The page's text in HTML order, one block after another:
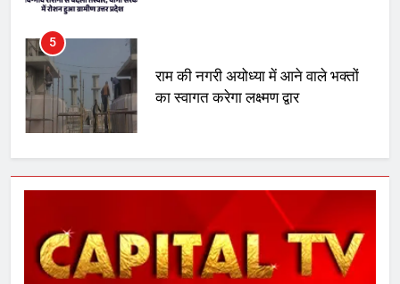
6
गाजा युद्धविराम को लेकर बड़ी खबरें